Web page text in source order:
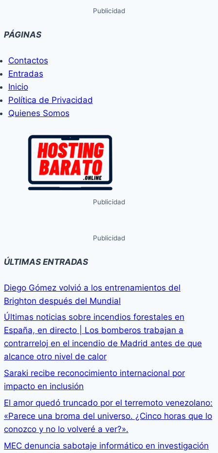
Publicidad
PÁGINAS
Contactos
Entradas
Inicio
Política de Privacidad
Quienes Somos
Publicidad
Publicidad
ÚLTIMAS ENTRADAS
Diego Gómez volvió a los entrenamientos del
Brighton después del Mundial
Últimas noticias sobre incendios forestales en
España, en directo | Los bomberos trabajan a
contrarreloj en el incendio de Madrid antes de que
alcance otro nivel de calor
Saraki recibe reconocimiento internacional por
impacto en inclusión
El amor quedó truncado por el terremoto venezolano:
«Parece una broma del universo. ¿Cinco horas que lo
conozco y no lo volveré a ver?».
MEC denuncia sabotaje informático en investigación